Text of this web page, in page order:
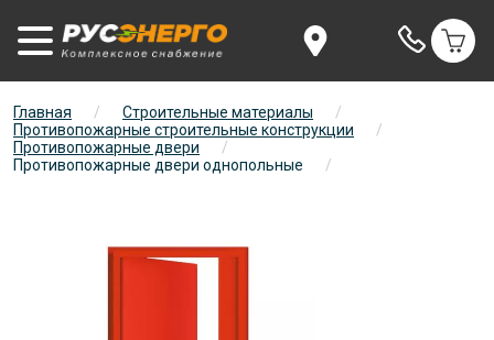
Главная / Строительные материалы
/
Противопожарные строительные конструкции
/
Противопожарные двери
/
Противопожарные двери однопольные
/